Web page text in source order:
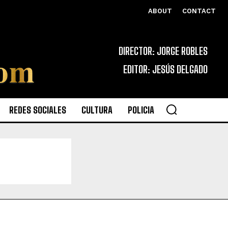
ABOUT CONTACT
DIRECTOR: JORGE ROBLES
EDITOR: JESÚS DELGADO
REDES SOCIALES CULTURA POLICIA